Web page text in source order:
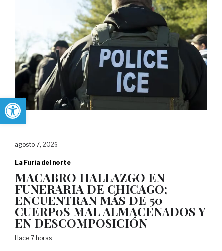
Abrir barra de herramientas
agosto 7, 2026
La Furia del norte
MACABRO HALLAZGO EN
FUNERARIA DE CHICAGO;
ENCUENTRAN MÁS DE 50
CUERP0S MAL ALMACENADOS Y
EN DESCOMPOSICIÓN
Hace 7 horas